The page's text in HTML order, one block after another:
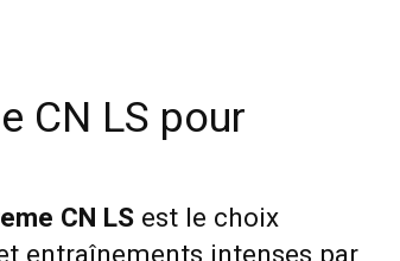
CN LS pour
CN LSest le choix